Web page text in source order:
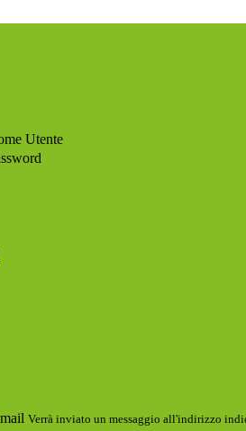
Utente
Verrà inviato un messaggio all'indirizzo